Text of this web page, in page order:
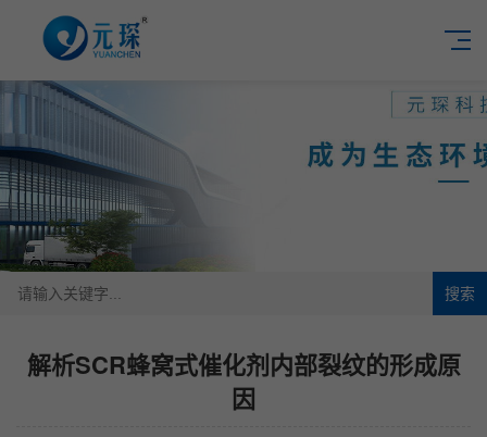
搜索
解析SCR蜂窝式催化剂内部裂纹的形成原
因